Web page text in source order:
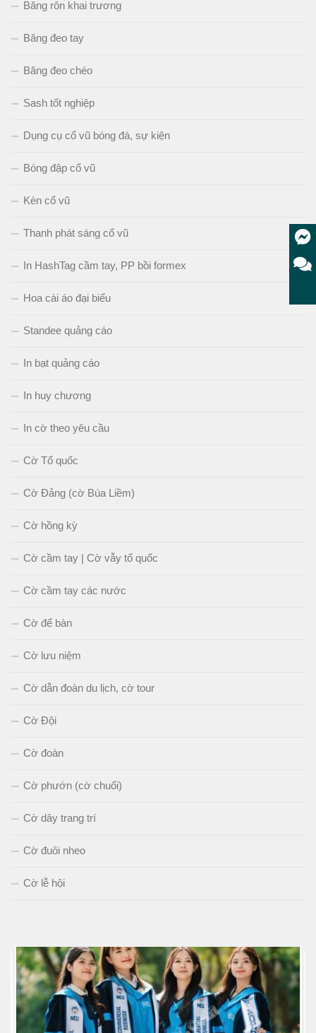
Băng rôn khai trương
Băng đeo tay
Băng đeo chéo
Sash tốt nghiệp
Dụng cụ cổ vũ bóng đá, sự kiện
Bóng đập cổ vũ
Kèn cổ vũ
Thanh phát sáng cổ vũ
In HashTag cầm tay, PP bồi formex
Hoa cài áo đại biểu
Standee quảng cáo
In bạt quảng cáo
In huy chương
In cờ theo yêu cầu
Cờ Tổ quốc
Cờ Đảng (cờ Búa Liềm)
Cờ hồng kỳ
Cờ cầm tay | Cờ vẫy tổ quốc
Cờ cầm tay các nước
Cờ để bàn
Cờ lưu niệm
Cờ dẫn đoàn du lịch, cờ tour
Cờ Đội
Cờ đoàn
Cờ phướn (cờ chuối)
Cờ dây trang trí
Cờ đuôi nheo
Cờ lễ hội